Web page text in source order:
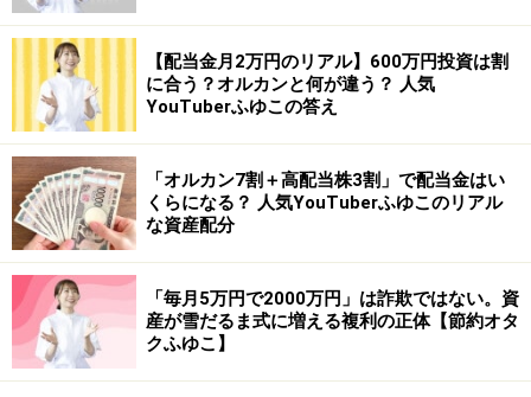
【配当金月2万円のリアル】600万円投資は割
に合う？オルカンと何が違う？ 人気
YouTuberふゆこの答え
「オルカン7割＋高配当株3割」で配当金はい
くらになる？ 人気YouTuberふゆこのリアル
な資産配分
「毎月5万円で2000万円」は詐欺ではない。資
産が雪だるま式に増える複利の正体【節約オタ
クふゆこ】